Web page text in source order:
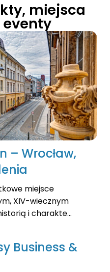
miejsca
– Wrocław,
miejsce
XIV-wiecznym
i charakte...
Business &